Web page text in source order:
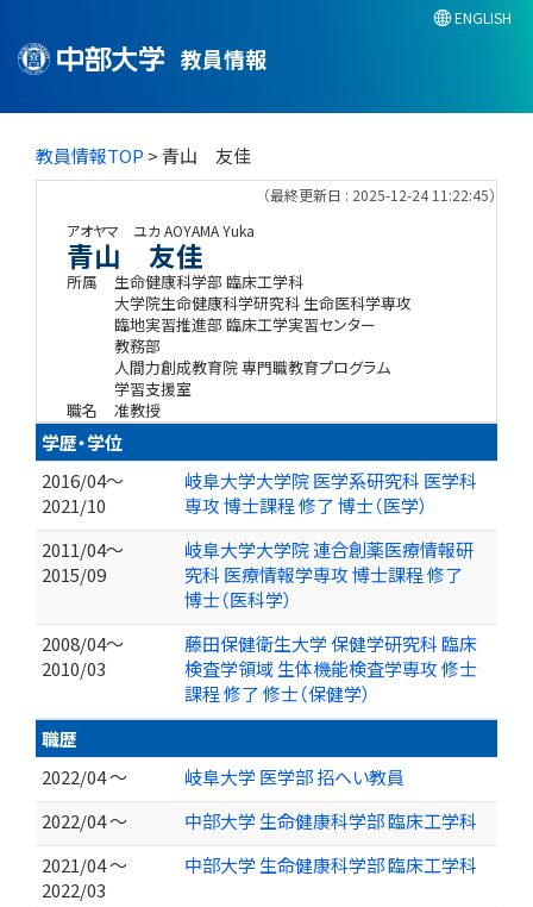
教員情報
ENGLISH
教員情報TOP > 青山 友佳
（最終更新日 : 2025-12-24 11:22:45）
アオヤマ ユカ AOYAMA Yuka
青山 友佳
所属
生命健康科学部 臨床工学科
大学院生命健康科学研究科 生命医科学専攻
臨地実習推進部 臨床工学実習センター
教務部
人間力創成教育院 専門職教育プログラム
学習支援室
職名
准教授
学歴・学位
2016/04～
2021/10
岐阜大学大学院 医学系研究科 医学科
専攻 博士課程 修了 博士（医学）
2011/04～
2015/09
岐阜大学大学院 連合創薬医療情報研
究科 医療情報学専攻 博士課程 修了
博士（医科学）
2008/04～
2010/03
藤田保健衛生大学 保健学研究科 臨床
検査学領域 生体機能検査学専攻 修士
課程 修了 修士（保健学）
職歴
2022/04 ～
岐阜大学 医学部 招へい教員
2022/04 ～
中部大学 生命健康科学部 臨床工学科
2021/04 ～
2022/03
中部大学 生命健康科学部 臨床工学科